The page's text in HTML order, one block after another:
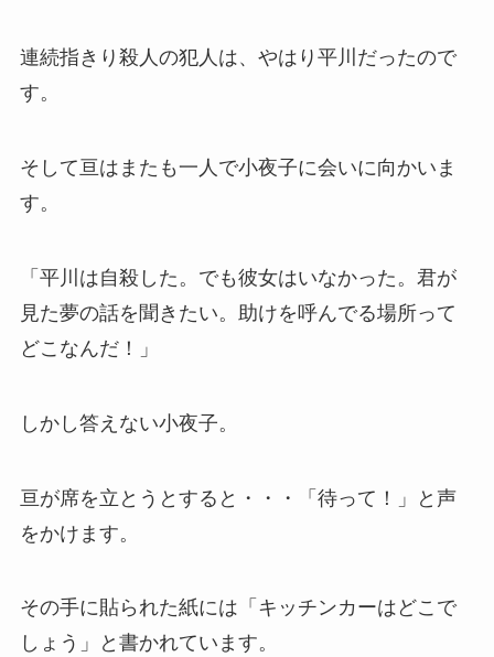
連続指きり殺人の犯人は、やはり平川だったので
す。
そして亘はまたも一人で小夜子に会いに向かいま
す。
「平川は自殺した。でも彼女はいなかった。君が
見た夢の話を聞きたい。助けを呼んでる場所って
どこなんだ！」
しかし答えない小夜子。
亘が席を立とうとすると・・・「待って！」と声
をかけます。
その手に貼られた紙には「キッチンカーはどこで
しょう」と書かれています。